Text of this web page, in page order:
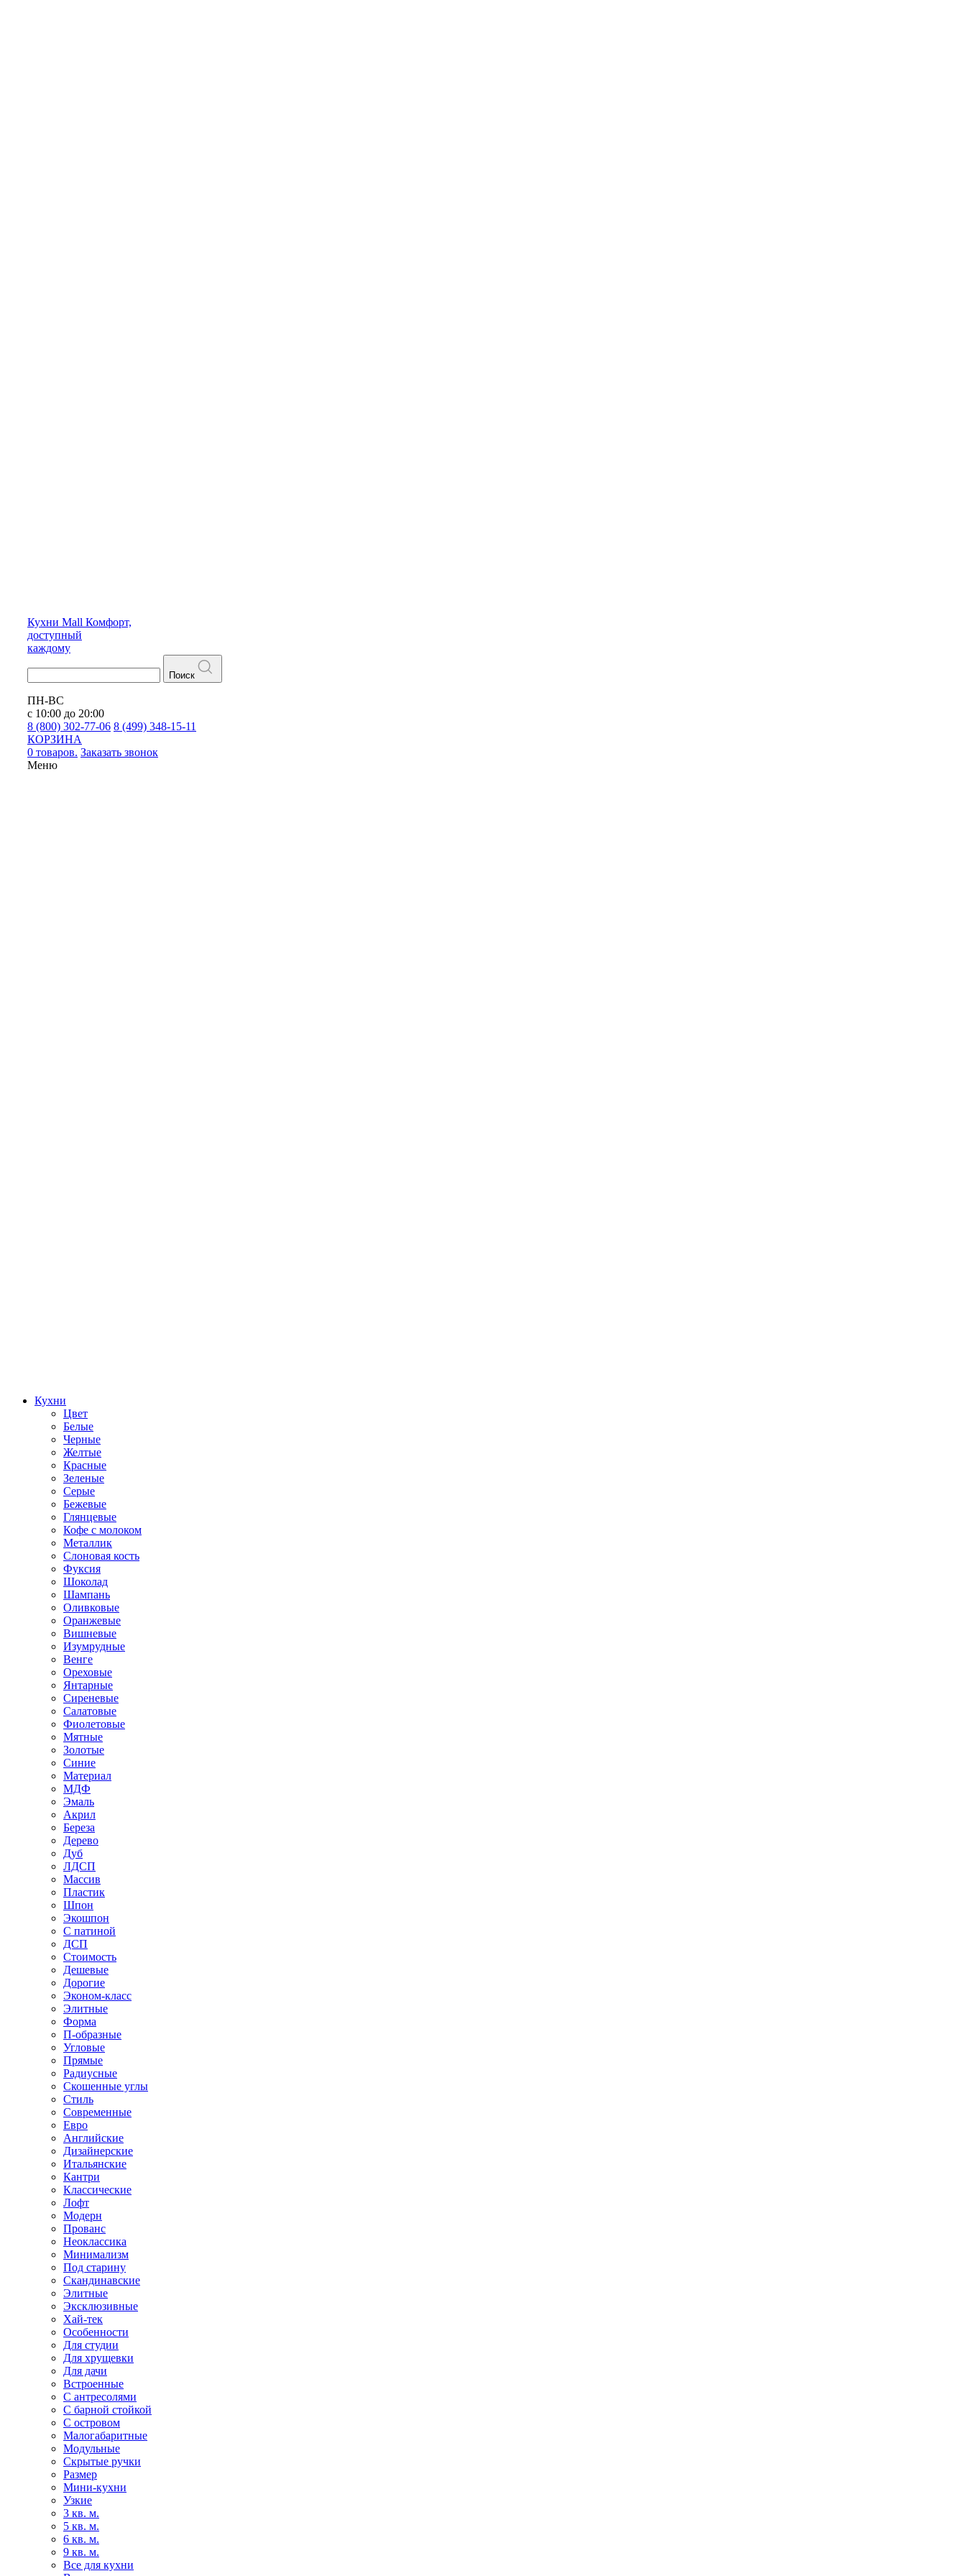
Кухни Mall Комфорт,
доступный
каждому
Поиск
ПН-ВС
с 10:00 до 20:00
8 (800) 302-77-06 8 (499) 348-15-11
КОРЗИНА
0 товаров. Заказать звонок
Меню
Кухни
Цвет
Белые
Черные
Желтые
Красные
Зеленые
Серые
Бежевые
Глянцевые
Кофе с молоком
Металлик
Слоновая кость
Фуксия
Шоколад
Шампань
Оливковые
Оранжевые
Вишневые
Изумрудные
Венге
Ореховые
Янтарные
Сиреневые
Салатовые
Фиолетовые
Мятные
Золотые
Синие
Материал
МДФ
Эмаль
Акрил
Береза
Дерево
Дуб
ЛДСП
Массив
Пластик
Шпон
Экошпон
С патиной
ДСП
Стоимость
Дешевые
Дорогие
Эконом-класс
Элитные
Форма
П-образные
Угловые
Прямые
Радиусные
Скошенные углы
Стиль
Современные
Евро
Английские
Дизайнерские
Итальянские
Кантри
Классические
Лофт
Модерн
Прованс
Неоклассика
Минимализм
Под старину
Скандинавские
Элитные
Эксклюзивные
Хай-тек
Особенности
Для студии
Для хрущевки
Для дачи
Встроенные
С антресолями
С барной стойкой
С островом
Малогабаритные
Модульные
Скрытые ручки
Размер
Мини-кухни
Узкие
3 кв. м.
5 кв. м.
6 кв. м.
9 кв. м.
Все для кухни